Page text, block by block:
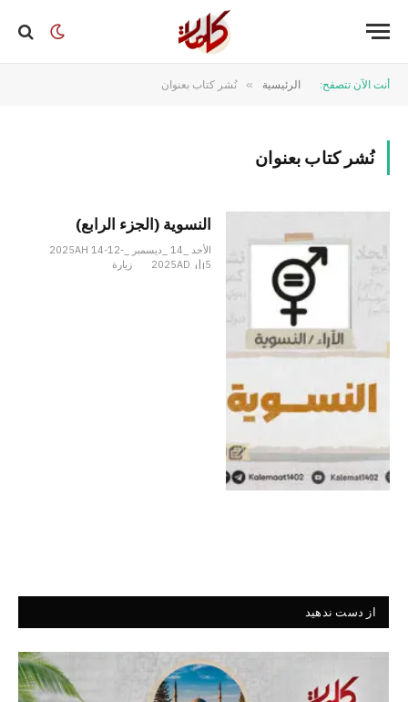
أنت الآن تتصفح: الرئيسية » نُشر كتاب بعنوان
نُشر كتاب بعنوان
النسوية (الجزء الرابع)
الأحد _14 _ديسمبر _2025AH 14-12-
2025AD
5 زيارة
از دست ندهید